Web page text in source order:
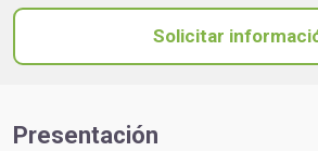
Solicitar
Presentación